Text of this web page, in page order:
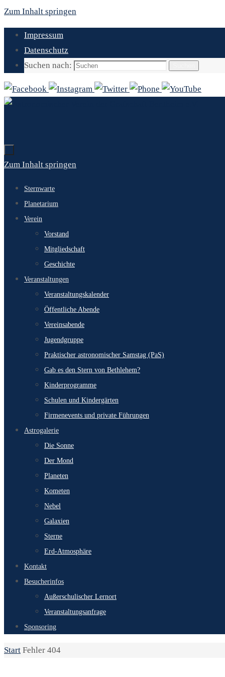
Zum Inhalt springen
Impressum
Datenschutz
Suchen nach:
Zum Inhalt springen
Sternwarte
Planetarium
Verein
Vorstand
Mitgliedschaft
Geschichte
Veranstaltungen
Veranstaltungskalender
Öffentliche Abende
Vereinsabende
Jugendgruppe
Praktischer astronomischer Samstag (PaS)
Gab es den Stern von Bethlehem?
Kinderprogramme
Schulen und Kindergärten
Firmenevents und private Führungen
Astrogalerie
Die Sonne
Der Mond
Planeten
Kometen
Nebel
Galaxien
Sterne
Erd-Atmosphäre
Kontakt
Besucherinfos
Außerschulischer Lernort
Veranstaltungsanfrage
Sponsoring
Start Fehler 404